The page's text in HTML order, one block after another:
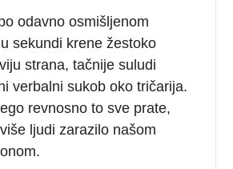
odavno osmišljenom
sekundi krene žestoko
strana, tačnije suludi
verbalni sukob oko tričarija.
revnosno to sve prate,
ljudi zarazilo našom